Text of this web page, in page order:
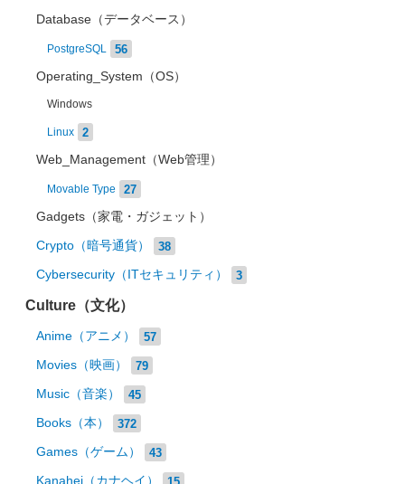
Database（データベース）
PostgreSQL 56
Operating_System（OS）
Windows
Linux 2
Web_Management（Web管理）
Movable Type 27
Gadgets（家電・ガジェット）
Crypto（暗号通貨） 38
Cybersecurity（ITセキュリティ） 3
Culture（文化）
Anime（アニメ） 57
Movies（映画） 79
Music（音楽） 45
Books（本） 372
Games（ゲーム） 43
Kanahei（カナヘイ） 15